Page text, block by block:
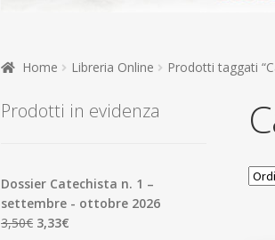
Home Libreria Online Prodotti taggati
Prodotti in evidenza
Dossier Catechista n. 1 –
settembre - ottobre 2026
3,50€ Il
3,33€